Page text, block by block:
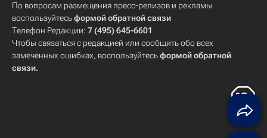
По вопросам размещения пресс-релизов и рекламы
воспользуйтесьформой обратной связи
Телефон Редакции: 7 (495) 645-6601
Чтобы связаться с редакцией или сообщить обо всех
замеченных ошибках, воспользуйтесьформой обратной
связи.